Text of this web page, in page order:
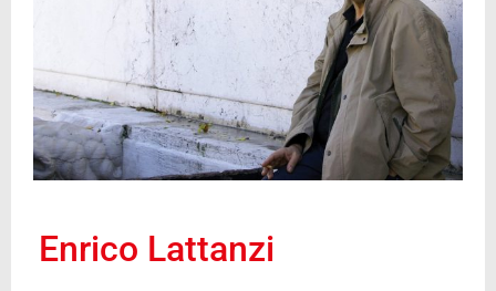
Enrico Lattanzi